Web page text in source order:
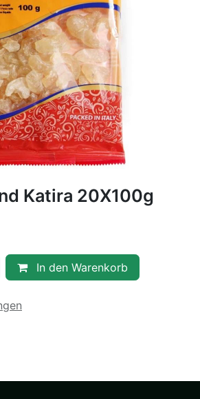
Katira 20X100g
In den Warenkorb